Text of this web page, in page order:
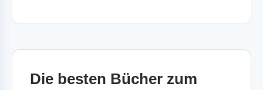
Die besten Bücher zum